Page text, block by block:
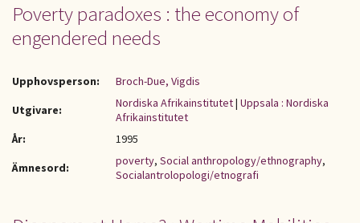
Poverty paradoxes : the economy of
engendered needs
Upphovsperson:
Broch-Due, Vigdis
Utgivare:
Nordiska Afrikainstitutet| Uppsala : Nordiska
Afrikainstitutet
År:
1995
Ämnesord:
poverty, Social anthropology/ethnography,
Socialantrolopologi/etnografi